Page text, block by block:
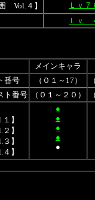
Vol.４】
Ｌｖ７
Ｌｖ
メインキャラ
番号
（０１～17）
番号
（０１～２０）
】
】
】
】
●
●
●
●
●